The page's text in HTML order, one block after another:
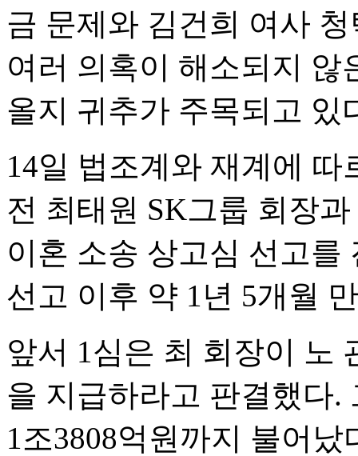
금 문제와 김건희 여사
여러 의혹이 해소되지 않
올지 귀추가 주목되고 있
14일 법조계와 재계에
전 최태원 SK그룹 회장
이혼 소송 상고심 선고를
선고 이후 약 1년 5개월
앞서 1심은 최 회장이 노
을 지급하라고 판결했다.
1조3808억원까지 불어